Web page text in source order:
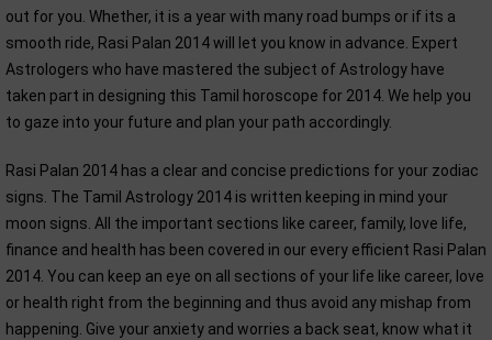
out for you. Whether, it is a year with many road bumps or if its a
smooth ride, Rasi Palan 2014 will let you know in advance. Expert
Astrologers who have mastered the subject of Astrology have
taken part in designing this Tamil horoscope for 2014. We help you
to gaze into your future and plan your path accordingly.
Rasi Palan 2014 has a clear and concise predictions for your zodiac
signs. The Tamil Astrology 2014 is written keeping in mind your
moon signs. All the important sections like career, family, love life,
finance and health has been covered in our every efficient Rasi Palan
2014. You can keep an eye on all sections of your life like career, love
or health right from the beginning and thus avoid any mishap from
happening. Give your anxiety and worries a back seat, know what it